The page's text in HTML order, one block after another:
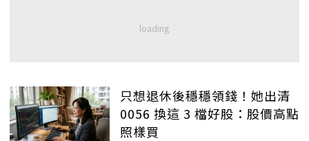
只想退休後穩穩領錢！她出清
0056 換這 3 檔好股：股價高點
照樣買